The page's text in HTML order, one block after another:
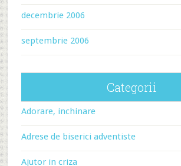
decembrie 2006
septembrie 2006
Categorii
Adorare, inchinare
Adrese de biserici adventiste
Ajutor in criza